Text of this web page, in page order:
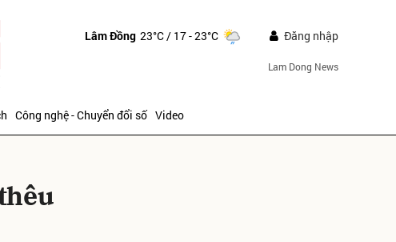
Lâm Đồng 23°C/ 17 - 23°C Đăng nhập
Lam Dong News
Công nghệ - Chuyển đổi số Video